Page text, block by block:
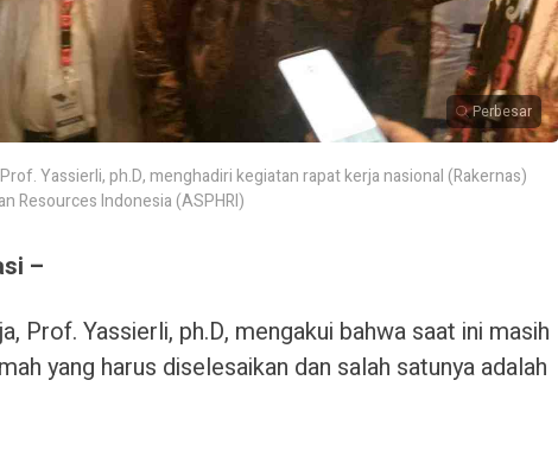
Perbesar
Yassierli, ph.D, menghadiri kegiatan rapat kerja nasional (Rakernas)
Resources Indonesia (ASPHRI)
–
Prof. Yassierli, ph.D, mengakui bahwa saat ini masih
yang harus diselesaikan dan salah satunya adalah